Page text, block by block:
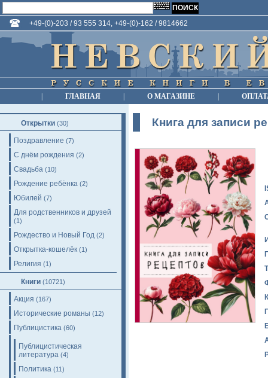
+49-(0)-203 / 93 555 314, +49-(0)-162 / 9814662
ГЛАВНАЯ О МАГАЗИНЕ
Открытки (30)
Поздравление (7)
С днём рождения (2)
Свадьба (10)
Рождение ребёнка (2)
Юбилей (7)
Для родственников и друзей
(1)
Рождество и Новый Год (2)
Открытка-кошелёк (1)
Религия (1)
Книги (10721)
Акция (167)
Исторические романы (12)
Публицистика (60)
Публицистическая
литература (4)
Политика (11)
Книга для записи